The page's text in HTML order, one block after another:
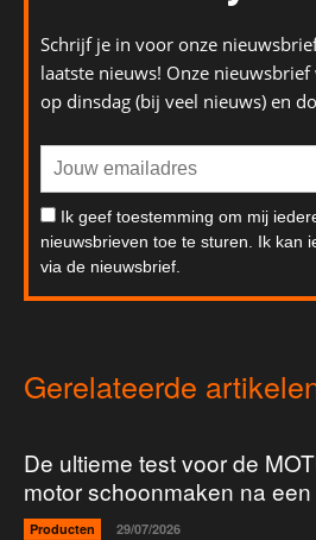
Schrijf je in voor onze
laatste nieuws! Onze
op dinsdag (bij veel nieuws) en
Ik geef toestemming om mij
nieuwsbrieven toe te sturen. Ik kan
via de nieuwsbrief.
Gerelateerde
De ultieme test voor de
motor schoonmaken na een
Producten 29/07/2026